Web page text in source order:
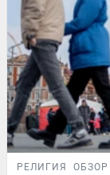
РЕЛИГИЯ ОБЗОР